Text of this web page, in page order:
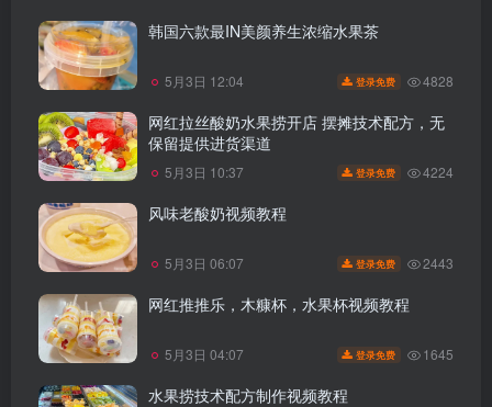
韩国六款最IN美颜养生浓缩水果茶
5月3日 12:04 登录免费 4828
网红拉丝酸奶水果捞开店 摆摊技术配方，无
保留提供进货渠道
5月3日 10:37 登录免费 4224
风味老酸奶视频教程
5月3日 06:07 登录免费 2443
网红推推乐，木糠杯，水果杯视频教程
5月3日 04:07 登录免费 1645
水果捞技术配方制作视频教程